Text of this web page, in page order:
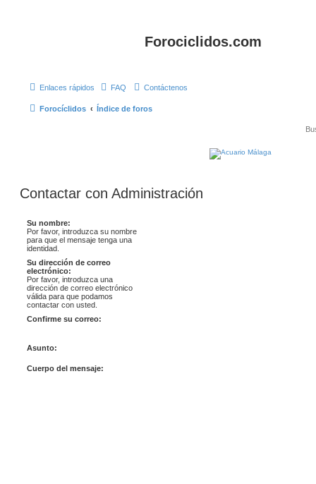
Forociclidos.com
Enlaces rápidos FAQ Contáctenos
Forocíclidos Índice de foros
Contactar con Administración
Su nombre:
Por favor, introduzca su nombre
para que el mensaje tenga una
identidad.
Su dirección de correo
electrónico:
Por favor, introduzca una
dirección de correo electrónico
válida para que podamos
contactar con usted.
Confirme su correo:
Asunto:
Cuerpo del mensaje: